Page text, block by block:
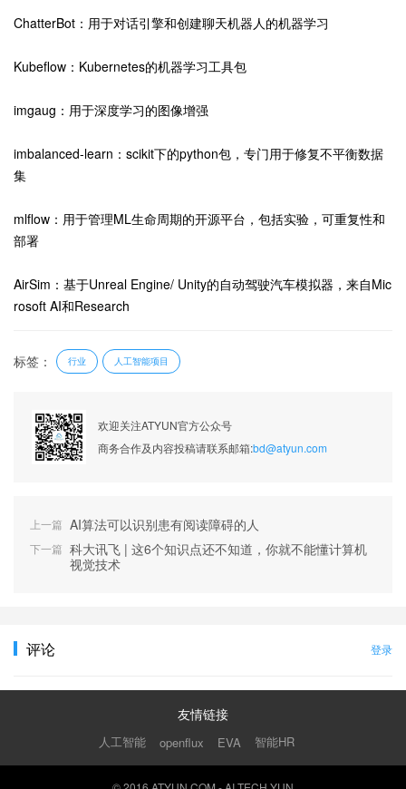
ChatterBot：用于对话引擎和创建聊天机器人的机器学习
Kubeflow：Kubernetes的机器学习工具包
imgaug：用于深度学习的图像增强
imbalanced-learn：scikit下的python包，专门用于修复不平衡数据
集
mlflow：用于管理ML生命周期的开源平台，包括实验，可重复性和
部署
AirSim：基于Unreal Engine/ Unity的自动驾驶汽车模拟器，来自Mic
rosoft AI和Research
标签： 行业 人工智能项目
欢迎关注ATYUN官方公众号
商务合作及内容投稿请联系邮箱:bd@atyun.com
上一篇 AI算法可以识别患有阅读障碍的人
下一篇 科大讯飞 | 这6个知识点还不知道，你就不能懂计算机
视觉技术
评论 登录
友情链接
人工智能 openflux EVA 智能HR